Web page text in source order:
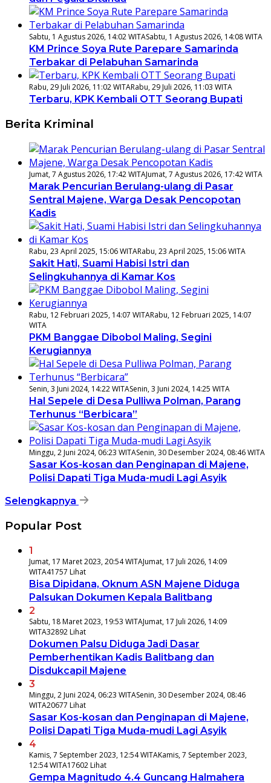
Sabtu, 1 Agustus 2026, 14:02 WITASabtu, 1 Agustus 2026, 14:08 WITA
KM Prince Soya Rute Parepare Samarinda
Terbakar di Pelabuhan Samarinda
Rabu, 29 Juli 2026, 11:02 WITARabu, 29 Juli 2026, 11:03 WITA
Terbaru, KPK Kembali OTT Seorang Bupati
Berita Kriminal
Jumat, 7 Agustus 2026, 17:42 WITAJumat, 7 Agustus 2026, 17:42 WITA
Marak Pencurian Berulang-ulang di Pasar
Sentral Majene, Warga Desak Pencopotan
Kadis
Rabu, 23 April 2025, 15:06 WITARabu, 23 April 2025, 15:06 WITA
Sakit Hati, Suami Habisi Istri dan
Selingkuhannya di Kamar Kos
Rabu, 12 Februari 2025, 14:07 WITARabu, 12 Februari 2025, 14:07
WITA
PKM Banggae Dibobol Maling, Segini
Kerugiannya
Senin, 3 Juni 2024, 14:22 WITASenin, 3 Juni 2024, 14:25 WITA
Hal Sepele di Desa Pulliwa Polman, Parang
Terhunus “Berbicara”
Minggu, 2 Juni 2024, 06:23 WITASenin, 30 Desember 2024, 08:46 WITA
Sasar Kos-kosan dan Penginapan di Majene,
Polisi Dapati Tiga Muda-mudi Lagi Asyik
Selengkapnya
Popular Post
1
Jumat, 17 Maret 2023, 20:54 WITAJumat, 17 Juli 2026, 14:09
WITA41757 Lihat
Bisa Dipidana, Oknum ASN Majene Diduga
Palsukan Dokumen Kepala Balitbang
2
Sabtu, 18 Maret 2023, 19:53 WITAJumat, 17 Juli 2026, 14:09
WITA32892 Lihat
Dokumen Palsu Diduga Jadi Dasar
Pemberhentikan Kadis Balitbang dan
Disdukcapil Majene
3
Minggu, 2 Juni 2024, 06:23 WITASenin, 30 Desember 2024, 08:46
WITA20677 Lihat
Sasar Kos-kosan dan Penginapan di Majene,
Polisi Dapati Tiga Muda-mudi Lagi Asyik
4
Kamis, 7 September 2023, 12:54 WITAKamis, 7 September 2023,
12:54 WITA17602 Lihat
Gempa Magnitudo 4.4 Guncang Halmahera